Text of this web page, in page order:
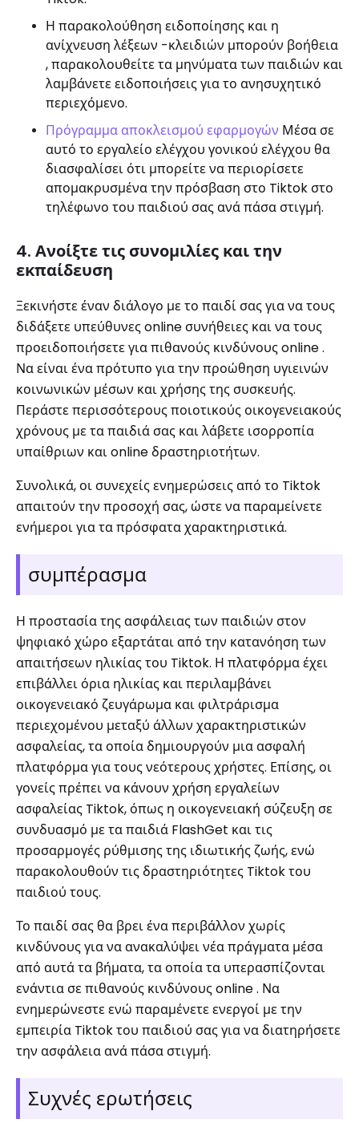
Η παρακολούθηση ειδοποίησης και η
ανίχνευση λέξεων -κλειδιών μπορούν βοήθεια
, παρακολουθείτε τα μηνύματα των παιδιών και
λαμβάνετε ειδοποιήσεις για το ανησυχητικό
περιεχόμενο.
Πρόγραμμα αποκλεισμού εφαρμογών Μέσα σε
αυτό το εργαλείο ελέγχου γονικού ελέγχου θα
διασφαλίσει ότι μπορείτε να περιορίσετε
απομακρυσμένα την πρόσβαση στο Tiktok στο
τηλέφωνο του παιδιού σας ανά πάσα στιγμή.
4. Ανοίξτε τις συνομιλίες και την
εκπαίδευση
Ξεκινήστε έναν διάλογο με το παιδί σας για να τους
διδάξετε υπεύθυνες online συνήθειες και να τους
προειδοποιήσετε για πιθανούς κινδύνους online .
Να είναι ένα πρότυπο για την προώθηση υγιεινών
κοινωνικών μέσων και χρήσης της συσκευής.
Περάστε περισσότερους ποιοτικούς οικογενειακούς
χρόνους με τα παιδιά σας και λάβετε ισορροπία
υπαίθριων και online δραστηριοτήτων.
Συνολικά, οι συνεχείς ενημερώσεις από το Tiktok
απαιτούν την προσοχή σας, ώστε να παραμείνετε
ενήμεροι για τα πρόσφατα χαρακτηριστικά.
συμπέρασμα
Η προστασία της ασφάλειας των παιδιών στον
ψηφιακό χώρο εξαρτάται από την κατανόηση των
απαιτήσεων ηλικίας του Tiktok. Η πλατφόρμα έχει
επιβάλλει όρια ηλικίας και περιλαμβάνει
οικογενειακό ζευγάρωμα και φιλτράρισμα
περιεχομένου μεταξύ άλλων χαρακτηριστικών
ασφαλείας, τα οποία δημιουργούν μια ασφαλή
πλατφόρμα για τους νεότερους χρήστες. Επίσης, οι
γονείς πρέπει να κάνουν χρήση εργαλείων
ασφαλείας Tiktok, όπως η οικογενειακή σύζευξη σε
συνδυασμό με τα παιδιά FlashGet και τις
προσαρμογές ρύθμισης της ιδιωτικής ζωής, ενώ
παρακολουθούν τις δραστηριότητες Tiktok του
παιδιού τους.
Το παιδί σας θα βρει ένα περιβάλλον χωρίς
κινδύνους για να ανακαλύψει νέα πράγματα μέσα
από αυτά τα βήματα, τα οποία τα υπερασπίζονται
ενάντια σε πιθανούς κινδύνους online . Να
ενημερώνεστε ενώ παραμένετε ενεργοί με την
εμπειρία Tiktok του παιδιού σας για να διατηρήσετε
την ασφάλεια ανά πάσα στιγμή.
Συχνές ερωτήσεις